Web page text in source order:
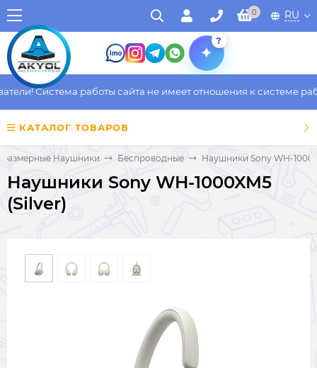
0 RU
?
Система работы сайта не имеет отношения к системе
КАТАЛОГ ТОВАРОВ
Наушники Беспроводные Наушники Sony WH-
Наушники Sony WH-1000XM5
(Silver)